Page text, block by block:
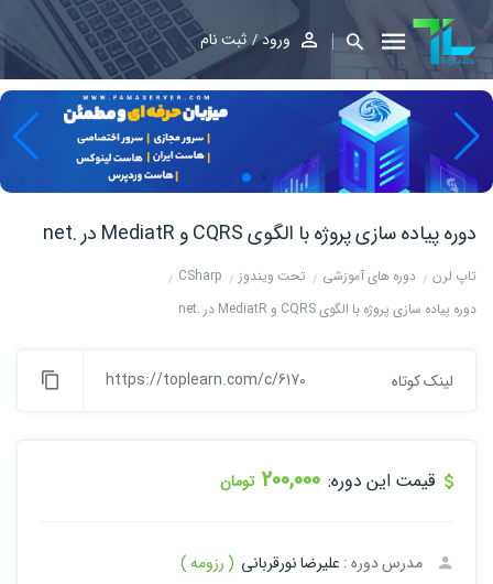
ورود ثبت نام
دوره پیاده سازی پروژه با الگوی CQRS و MediatR در .net
تاپ لرن دوره های آموزشی تحت ویندوز
CSharp
دوره پیاده سازی پروژه با الگوی CQRS و MediatR در .net
لینک کوتاه https://toplearn.com/c/6170
قیمت این دوره: 200,000 تومان
مدرس دوره : علیرضا نورقربانی ( رزومه )